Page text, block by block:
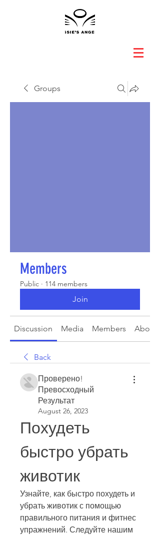
Groups
Members
Public · 114 members
Join
Discussion Media Members About
Back
Проверено!
Превосходный
Результат
August 26, 2023
Похудеть
быстро убрать
животик
Узнайте, как быстро похудеть и
убрать животик с помощью
правильного питания и фитнес
упражнений. Следуйте нашим